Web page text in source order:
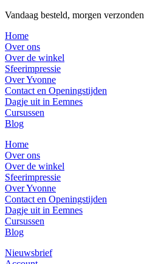
Vandaag besteld, morgen verzonden
Home
Over ons
Over de winkel
Sfeerimpressie
Over Yvonne
Contact en Openingstijden
Dagje uit in Eemnes
Cursussen
Blog
Home
Over ons
Over de winkel
Sfeerimpressie
Over Yvonne
Contact en Openingstijden
Dagje uit in Eemnes
Cursussen
Blog
Nieuwsbrief